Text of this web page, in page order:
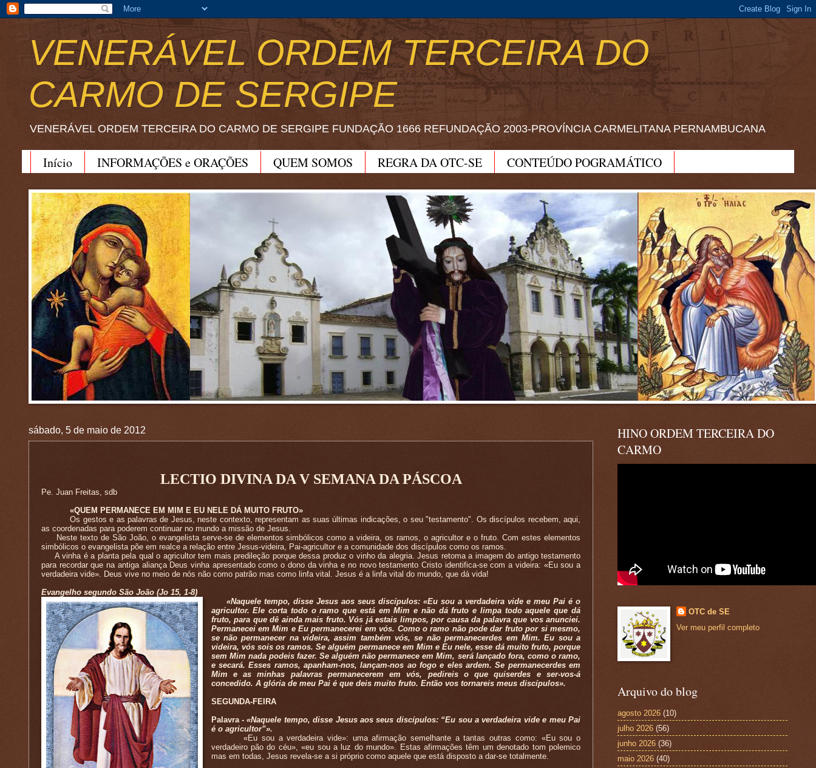
VENERÁVEL ORDEM TERCEIRA DO
CARMO DE SERGIPE
VENERÁVEL ORDEM TERCEIRA DO CARMO DE SERGIPE FUNDAÇÃO 1666 REFUNDAÇÃO 2003-PROVÍNCIA CARMELITANA PERNAMBUCANA
Início INFORMAÇÕES e ORAÇÕES QUEM SOMOS REGRA DA OTC-SE
CONTEÚDO POGRAMÁTICO
sábado, 5 de maio de 2012
LECTIO DIVINA DA V SEMANA DA PÁSCOA
Pe. Juan Freitas, sdb
«QUEM PERMANECE EM MIM E EU NELE DÁ MUITO FRUTO»
Os gestos e as palavras de Jesus, neste contexto, representam as suas últimas indicações, o seu "testamento". Os discípulos recebem, aqui,
as coordenadas para poderem continuar no mundo a missão de Jesus.
Neste texto de São João, o evangelista serve-se de elementos simbólicos como a videira, os ramos, o agricultor e o fruto. Com estes elementos
simbólicos o evangelista põe em realce a relação entre Jesus-videira, Pai-agricultor e a comunidade dos discípulos como os ramos.
A vinha é a planta pela qual o agricultor tem mais predileção porque dessa produz o vinho da alegria. Jesus retoma a imagem do antigo testamento
para recordar que na antiga aliança Deus vinha apresentado como o dono da vinha e no novo testamento Cristo identifica-se com a videira: «Eu sou a
verdadeira vide». Deus vive no meio de nós não como patrão mas como linfa vital. Jesus é a linfa vital do mundo, que dá vida!
Evangelho segundo São João (Jo 15, 1-8)
«Naquele tempo, disse Jesus aos seus discípulos: «Eu sou a verdadeira vide e meu Pai é o
agricultor. Ele corta todo o ramo que está em Mim e não dá fruto e limpa todo aquele que dá
fruto, para que dê ainda mais fruto. Vós já estais limpos, por causa da palavra que vos anunciei.
Permanecei em Mim e Eu permanecerei em vós. Como o ramo não pode dar fruto por si mesmo,
se não permanecer na videira, assim também vós, se não permanecerdes em Mim. Eu sou a
videira, vós sois os ramos. Se alguém permanece em Mim e Eu nele, esse dá muito fruto, porque
sem Mim nada podeis fazer. Se alguém não permanece em Mim, será lançado fora, como o ramo,
e secará. Esses ramos, apanham-nos, lançam-nos ao fogo e eles ardem. Se permanecerdes em
Mim e as minhas palavras permanecerem em vós, pedireis o que quiserdes e ser-vos-á
concedido. A glória de meu Pai é que deis muito fruto. Então vos tornareis meus discípulos».
SEGUNDA-FEIRA
Palavra -«Naquele tempo, disse Jesus aos seus discípulos: “Eu sou a verdadeira vide e meu Pai
é o agricultor”».
«Eu sou a verdadeira vide»: uma afirmação semelhante a tantas outras como: «Eu sou o
verdadeiro pão do céu», «eu sou a luz do mundo». Estas afirmações têm um denotado tom polemico
mas em todas, Jesus revela-se a si próprio como aquele que está disposto a dar-se totalmente.
HINO ORDEM TERCEIRA DO
CARMO
OTC de SE
Ver meu perfil completo
Arquivo do blog
agosto 2026 (10)
julho 2026 (56)
junho 2026 (36)
maio 2026 (40)